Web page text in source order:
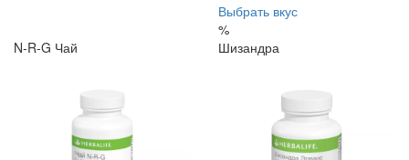
Выбрать вкус
%
N-R-G Чай
Шизандра